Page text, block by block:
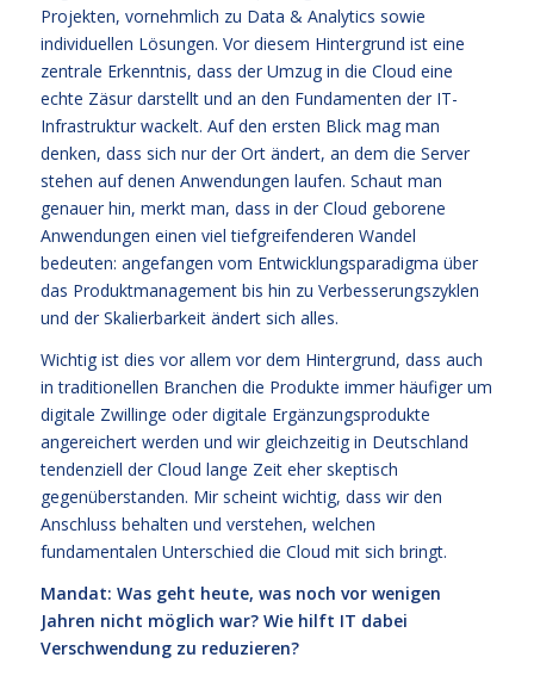
Projekten, vornehmlich zu Data & Analytics sowie
individuellen Lösungen. Vor diesem Hintergrund ist eine
zentrale Erkenntnis, dass der Umzug in die Cloud eine
echte Zäsur darstellt und an den Fundamenten der IT-
Infrastruktur wackelt. Auf den ersten Blick mag man
denken, dass sich nur der Ort ändert, an dem die Server
stehen auf denen Anwendungen laufen. Schaut man
genauer hin, merkt man, dass in der Cloud geborene
Anwendungen einen viel tiefgreifenderen Wandel
bedeuten: angefangen vom Entwicklungsparadigma über
das Produktmanagement bis hin zu Verbesserungszyklen
und der Skalierbarkeit ändert sich alles.
Wichtig ist dies vor allem vor dem Hintergrund, dass auch
in traditionellen Branchen die Produkte immer häufiger um
digitale Zwillinge oder digitale Ergänzungsprodukte
angereichert werden und wir gleichzeitig in Deutschland
tendenziell der Cloud lange Zeit eher skeptisch
gegenüberstanden. Mir scheint wichtig, dass wir den
Anschluss behalten und verstehen, welchen
fundamentalen Unterschied die Cloud mit sich bringt.
Mandat: Was geht heute, was noch vor wenigen
Jahren nicht möglich war? Wie hilft IT dabei
Verschwendung zu reduzieren?